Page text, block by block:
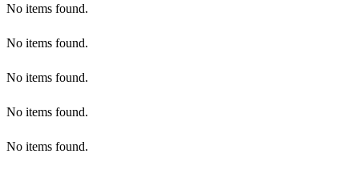
No items found.
No items found.
No items found.
No items found.
No items found.